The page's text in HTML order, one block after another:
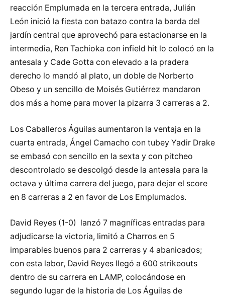
reacción Emplumada en la tercera entrada, Julián
León inició la fiesta con batazo contra la barda del
jardín central que aprovechó para estacionarse en la
intermedia, Ren Tachioka con infield hit lo colocó en la
antesala y Cade Gotta con elevado a la pradera
derecho lo mandó al plato, un doble de Norberto
Obeso y un sencillo de Moisés Gutiérrez mandaron
dos más a home para mover la pizarra 3 carreras a 2.
Los Caballeros Águilas aumentaron la ventaja en la
cuarta entrada, Ángel Camacho con tubey Yadir Drake
se embasó con sencillo en la sexta y con pitcheo
descontrolado se descolgó desde la antesala para la
octava y última carrera del juego, para dejar el score
en 8 carreras a 2 en favor de Los Emplumados.
David Reyes (1-0) lanzó 7 magníficas entradas para
adjudicarse la victoria, limitó a Charros en 5
imparables buenos para 2 carreras y 4 abanicados;
con esta labor, David Reyes llegó a 600 strikeouts
dentro de su carrera en LAMP, colocándose en
segundo lugar de la historia de Los Águilas de